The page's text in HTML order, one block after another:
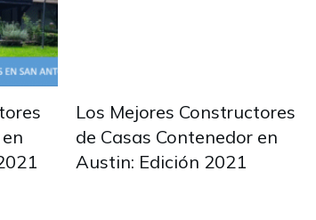
Los Mejores Constructores
de Casas Contenedor en
Austin: Edición 2021